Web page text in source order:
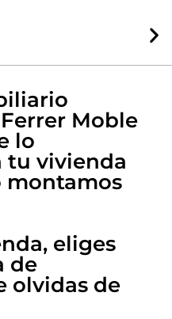
Moble
lo
tu vivienda
montamos
eliges
de
olvidas de